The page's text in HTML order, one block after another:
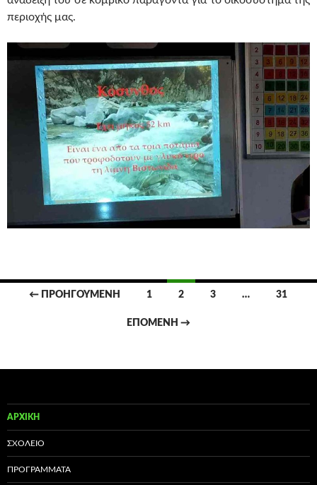
περιοχής μας.
Πλοήγηση
← ΠΡΟΗΓΟΎΜΕΝΗ 1 2 3 … 31
ΕΠΌΜΕΝΗ →
ΑΡΧΙΚΉ
ΣΧΟΛΕΙΟ
ΠΡΟΓΡΑΜΜΑΤΑ